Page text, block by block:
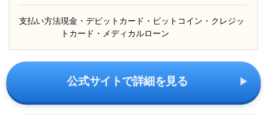
支払い方法現金・デビットカード・ビットコイン・クレジッ
トカード・メディカルローン
公式サイトで詳細を見る